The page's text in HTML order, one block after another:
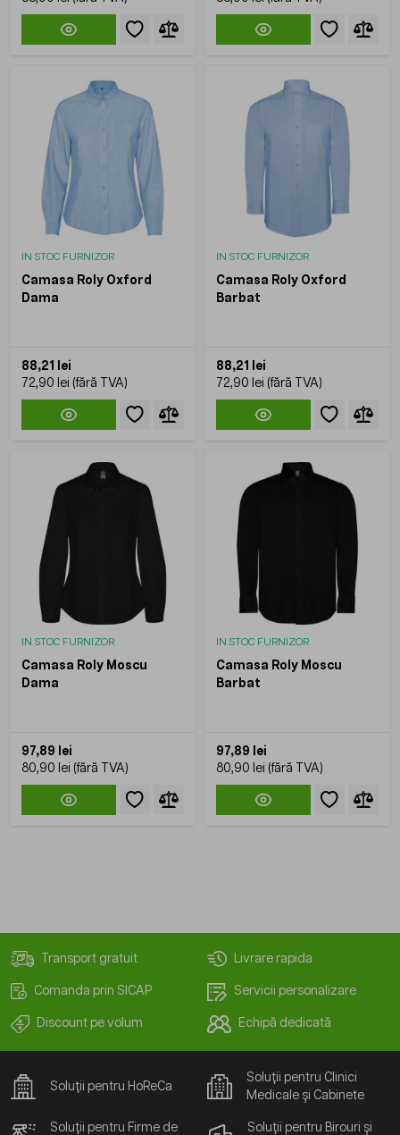
IN STOC FURNIZOR
Camasa Roly Oxford
Dama
88,21 lei
72,90 lei
IN STOC FURNIZOR
Camasa Roly Oxford
Barbat
88,21 lei
72,90 lei
IN STOC FURNIZOR
Camasa Roly Moscu
Dama
97,89 lei
80,90 lei
IN STOC FURNIZOR
Camasa Roly Moscu
Barbat
97,89 lei
80,90 lei
Transport gratuit Livrare rapida
Comanda prin SICAP Servicii personalizare
Discount pe volum Echipă dedicată
Soluții pentru HoReCa
Soluții pentru Clinici
Medicale și Cabinete
Soluții pentru Firme de
Soluții pentru Birouri și